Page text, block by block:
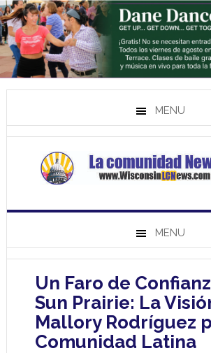
MENU
MENU
Un Faro de
Sun Prairie: La
Mallory Rodríguez
Comunidad Latina